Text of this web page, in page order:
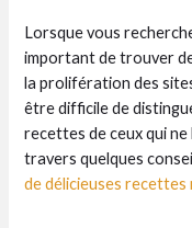
Lorsque vous
important de trouver
la prolifération des
être difficile de
recettes de ceux qui
travers quelques
de délicieuses recettes